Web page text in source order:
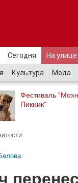
Сегодня На улице
Культура Мода
Фестиваль
Пикник"